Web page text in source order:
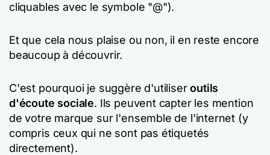
cliquables avec le symbole "@").
Et que cela nous plaise ou non, il en reste encore
beaucoup à découvrir.
C'est pourquoi je suggère d'utiliseroutils
d'écoute sociale. Ils peuvent capter les mention
de votre marque sur l'ensemble de l'internet (y
compris ceux qui ne sont pas étiquetés
directement).